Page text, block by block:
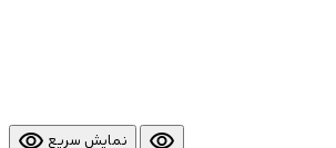
visibility نمایش سریع visibility